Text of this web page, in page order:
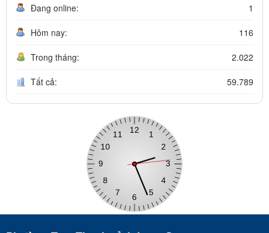
Đang online: 1
Hôm nay: 116
Trong tháng: 2.022
Tất cả: 59.789